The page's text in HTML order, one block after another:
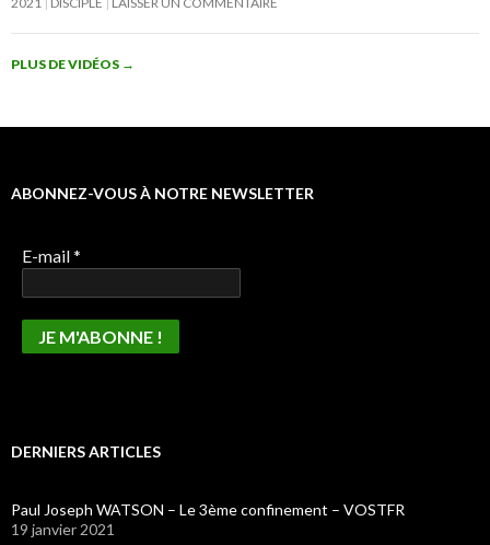
PLUS DE VIDÉOS →
ABONNEZ-VOUS À NOTRE NEWSLETTER
E-mail*
DERNIERS ARTICLES
Paul Joseph WATSON – Le 3ème confinement – VOSTFR
19 janvier 2021